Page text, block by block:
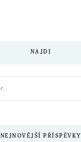
NAJDI
NEJNOVĚJŠÍ PŘÍSPĚVKY